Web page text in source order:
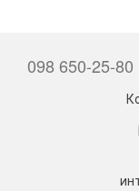
098 650-25-80